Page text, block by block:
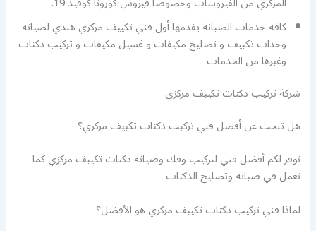
كافة خدمات الصيانة يقدمها أول فني تكييف مركزي هندي لصيانة
وحدات تكييف و تصليح مكيفات و غسيل مكيفات و تركيب دكتات
وغيرها من الخدمات
شركة تركيب دكتات تكييف مركزي
هل تبحث عن أفضل فني تركيب دكتات تكييف مركزي؟
نوفر لكم أفضل فني لتركيب وفك وصيانة دكتات تكييف مركزي كما
نعمل في صيانة وتصليح الدكتات
لماذا فني تركيب دكتات تكييف مركزي هو الأفضل؟